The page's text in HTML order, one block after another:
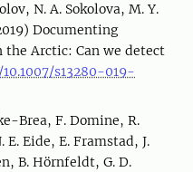
N. A. Sokolova, M. Y.
Documenting
Arctic: Can we detect
s13280-019-
Brea, F. Domine, R.
E. Eide, E. Framstad, J.
B. Hörnfeldt, G. D.